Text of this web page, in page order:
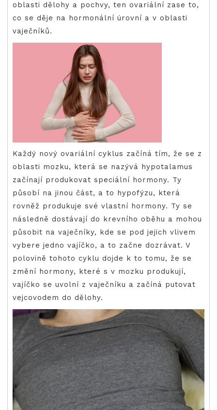
oblasti dělohy a pochvy, ten ovariální zase to,
co se děje na hormonální úrovní a v oblasti
vaječníků.
Každý nový ovariální cyklus začíná tím, že se z
oblasti mozku, která se nazývá hypotalamus
začínají produkovat speciální hormony. Ty
působí na jinou část, a to hypofýzu, která
rovněž produkuje své vlastní hormony. Ty se
následně dostávají do krevního oběhu a mohou
působit na vaječníky, kde se pod jejich vlivem
vybere jedno vajíčko, a to začne dozrávat. V
polovině tohoto cyklu dojde k to tomu, že se
změní hormony, které s v mozku produkují,
vajíčko se uvolní z vaječníku a začíná putovat
vejcovodem do dělohy.